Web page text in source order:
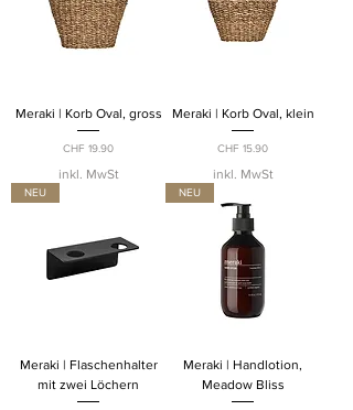
Meraki | Korb Oval, gross
Preis
CHF 19.90
inkl. MwSt
Meraki | Korb Oval, klein
Preis
CHF 15.90
inkl. MwSt
NEU
Meraki | Flaschenhalter
mit zwei Löchern
NEU
Meraki | Handlotion,
Meadow Bliss